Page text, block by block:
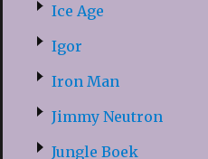
Ice Age
Igor
Iron Man
Jimmy Neutron
Jungle Boek